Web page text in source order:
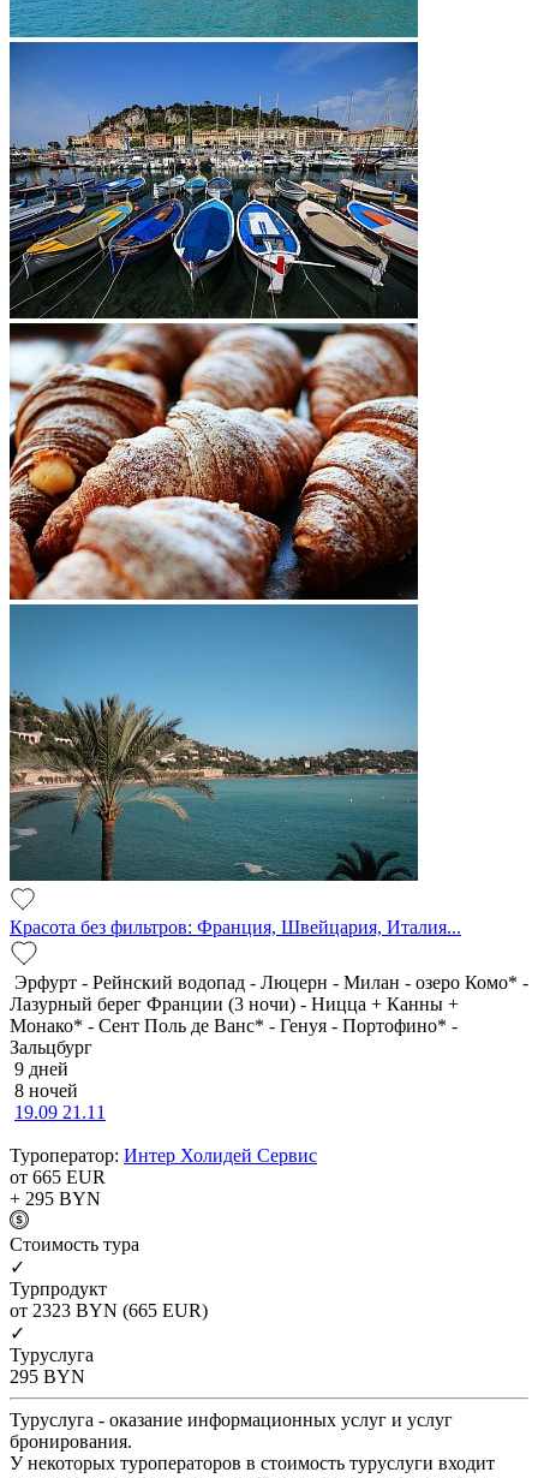
Красота без фильтров: Франция, Швейцария, Италия...
Эрфурт - Рейнский водопад - Люцерн - Милан - озеро Комо* -
Лазурный берег Франции (3 ночи) - Ницца + Канны +
Монако* - Сент Поль де Ванс* - Генуя - Портофино* -
Зальцбург
9 дней
8 ночей
19.09 21.11
Туроператор: Интер Холидей Сервис
от 665 EUR
+ 295 BYN
Cтоимость тура
✓
Турпродукт
от 2323 BYN (665 EUR)
✓
Туруслуга
295 BYN
Туруслуга - оказание информационных услуг и услуг
бронирования.
У некоторых туроператоров в стоимость туруслуги входит